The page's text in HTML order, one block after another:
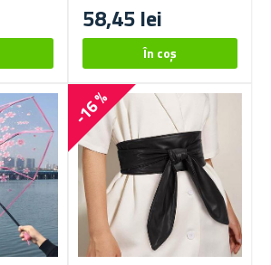
58,45 lei
-16 %